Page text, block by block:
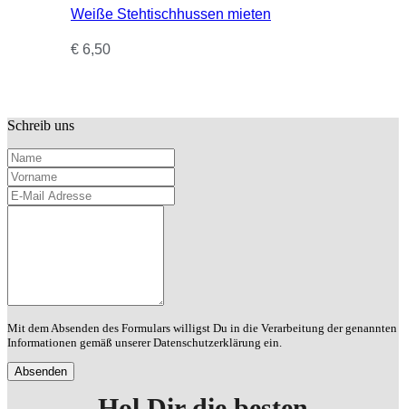
Weiße Stehtischhussen mieten
€ 6,50
Schreib uns
Name
Vorname
E-Mail Adresse
Deine Nachricht
Mit dem Absenden des Formulars willigst Du in die Verarbeitung der genannten
Informationen gemäß unserer Datenschutzerklärung ein.